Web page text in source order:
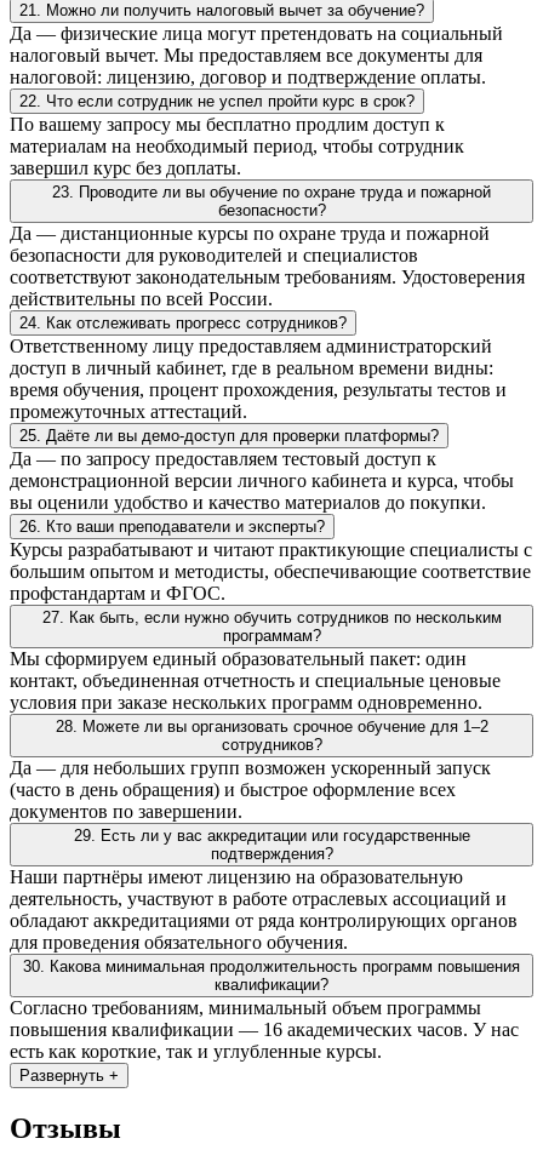
21. Можно ли получить налоговый вычет за обучение?
Да — физические лица могут претендовать на социальный
налоговый вычет. Мы предоставляем все документы для
налоговой: лицензию, договор и подтверждение оплаты.
22. Что если сотрудник не успел пройти курс в срок?
По вашему запросу мы бесплатно продлим доступ к
материалам на необходимый период, чтобы сотрудник
завершил курс без доплаты.
23. Проводите ли вы обучение по охране труда и пожарной
безопасности?
Да — дистанционные курсы по охране труда и пожарной
безопасности для руководителей и специалистов
соответствуют законодательным требованиям. Удостоверения
действительны по всей России.
24. Как отслеживать прогресс сотрудников?
Ответственному лицу предоставляем администраторский
доступ в личный кабинет, где в реальном времени видны:
время обучения, процент прохождения, результаты тестов и
промежуточных аттестаций.
25. Даёте ли вы демо-доступ для проверки платформы?
Да — по запросу предоставляем тестовый доступ к
демонстрационной версии личного кабинета и курса, чтобы
вы оценили удобство и качество материалов до покупки.
26. Кто ваши преподаватели и эксперты?
Курсы разрабатывают и читают практикующие специалисты с
большим опытом и методисты, обеспечивающие соответствие
профстандартам и ФГОС.
27. Как быть, если нужно обучить сотрудников по нескольким
программам?
Мы сформируем единый образовательный пакет: один
контакт, объединенная отчетность и специальные ценовые
условия при заказе нескольких программ одновременно.
28. Можете ли вы организовать срочное обучение для 1–2
сотрудников?
Да — для небольших групп возможен ускоренный запуск
(часто в день обращения) и быстрое оформление всех
документов по завершении.
29. Есть ли у вас аккредитации или государственные
подтверждения?
Наши партнёры имеют лицензию на образовательную
деятельность, участвуют в работе отраслевых ассоциаций и
обладают аккредитациями от ряда контролирующих органов
для проведения обязательного обучения.
30. Какова минимальная продолжительность программ повышения
квалификации?
Согласно требованиям, минимальный объем программы
повышения квалификации — 16 академических часов. У нас
есть как короткие, так и углубленные курсы.
Развернуть +
Отзывы